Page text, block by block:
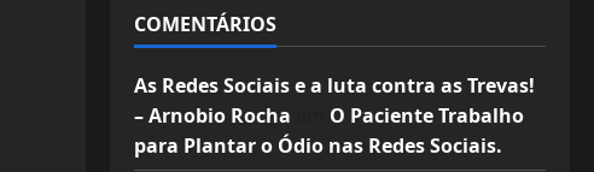
COMENTÁRIOS
As Redes Sociais e a luta contra as Trevas!
– Arnobio Rocha
O Paciente Trabalho
para Plantar o Ódio nas Redes Sociais.